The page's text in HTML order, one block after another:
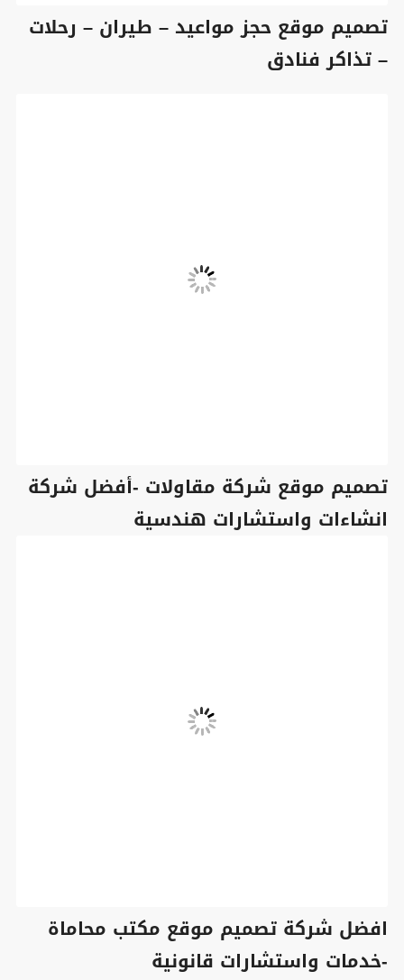
تصميم موقع حجز مواعيد – طيران – رحلات
– تذاكر فنادق
تصميم موقع شركة مقاولات -أفضل شركة
انشاءات واستشارات هندسية
افضل شركة تصميم موقع مكتب محاماة
-خدمات واستشارات قانونية